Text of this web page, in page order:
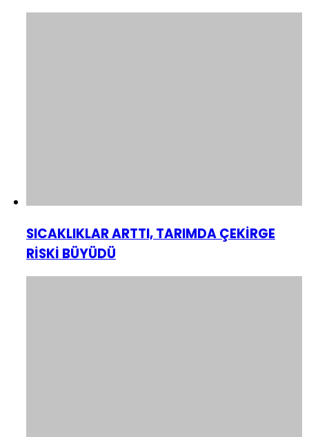
SICAKLIKLAR ARTTI, TARIMDA ÇEKİRGE
RİSKİ BÜYÜDÜ